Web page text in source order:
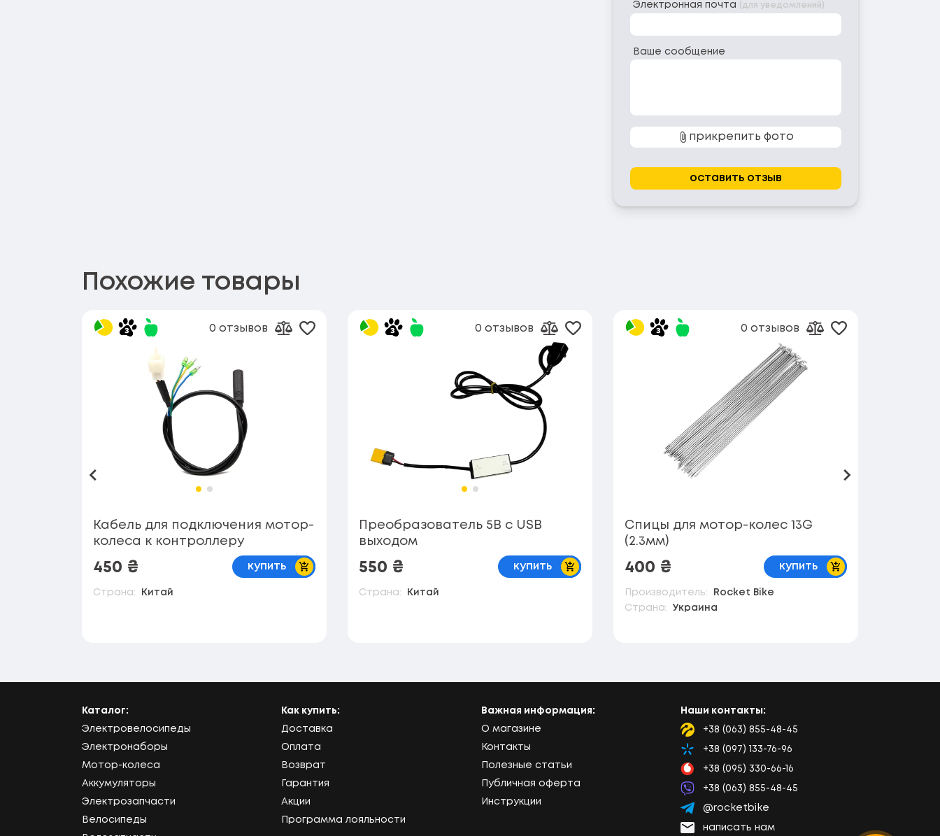
Электронная почта (для уведомлений)
Ваше сообщение
прикрепить фото
оставить отзыв
Похожие товары
Назад Вперед
Кабель для подключения мотор-
колеса к контроллеру
450 ₴ купить В корзину
0 отзывов
Добавить к сравнению
Добавить в избранное
Страна: Китай
Преобразователь 5В с USB
выходом
550 ₴ купить В корзину
0 отзывов
Добавить к сравнению
Добавить в избранное
Страна: Китай
Спицы для мотор-колес 13G
(2.3мм)
400 ₴ купить В корзину
0 отзывов
Добавить к
Добавить в
Производитель:
Rocket Bike
Страна:
Украина
Каталог:
Электровелосипеды
Электронаборы
Мотор-колеса
Аккумуляторы
Электрозапчасти
Велосипеды
Как купить:
Доставка
Оплата
Возврат
Гарантия
Акции
Программа лояльности
Важная информация:
О магазине
Контакты
Полезные статьи
Публичная оферта
Инструкции
Наши контакты:
Lifecell
+38 (063) 855-48-45
Kyivstar
+38 (097) 133-76-96
Vodafone
+38 (095) 330-66-16
Viber
+38 (063) 855-48-45
Telegram
@rocketbike
Email
написать нам